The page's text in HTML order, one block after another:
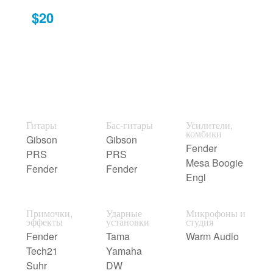
$20
Гитары
Gibson
PRS
Fender
Бас-гитары
Gibson
PRS
Fender
Усилители,
комбики
Fender
Mesa Boogie
Engl
Примочки,
эффекты
Fender
Tech21
Suhr
Ударные
установки
Tama
Yamaha
DW
Микрофоны и
студия
Warm Audio